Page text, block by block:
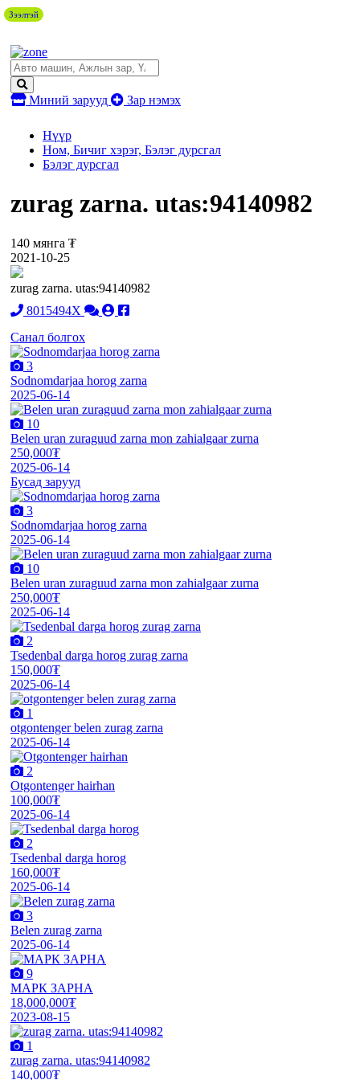
Миний зарууд Зар нэмэх
Нүүр
Ном, Бичиг хэрэг, Бэлэг дурсгал
Бэлэг дурсгал
zurag zarna. utas:94140982
140 мянга ₮
2021-10-25
zurag zarna. utas:94140982
8015494X
Санал болгох
3
Sodnomdarjaa horog zarna
2025-06-14
10
Belen uran zuraguud zarna mon zahialgaar zurna
250,000₮
2025-06-14
Бусад зарууд
3
Sodnomdarjaa horog zarna
2025-06-14
10
Belen uran zuraguud zarna mon zahialgaar zurna
250,000₮
2025-06-14
2
Tsedenbal darga horog zurag zarna
150,000₮
2025-06-14
1
otgontenger belen zurag zarna
2025-06-14
2
Otgontenger hairhan
100,000₮
2025-06-14
2
Tsedenbal darga horog
160,000₮
2025-06-14
3
Belen zurag zarna
2025-06-14
Зээлтэй
9
МАРК ЗАРНА
18,000,000₮
2023-08-15
1
zurag zarna. utas:94140982
140,000₮